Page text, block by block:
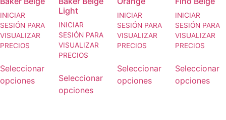
INICIAR
SESIÓN PARA
VISUALIZAR
PRECIOS
Seleccionar
opciones
Light
INICIAR
SESIÓN PARA
VISUALIZAR
PRECIOS
Seleccionar
opciones
INICIAR
SESIÓN PARA
VISUALIZAR
PRECIOS
Seleccionar
opciones
INICIAR
SESIÓN PARA
VISUALIZAR
PRECIOS
Seleccionar
opciones